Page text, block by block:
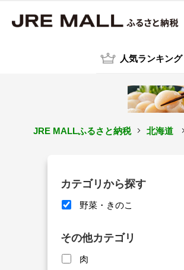
人気ランキング
JRE MALLふるさと納税 北海道
カテゴリから探す
野菜・きのこ
その他カテゴリ
肉